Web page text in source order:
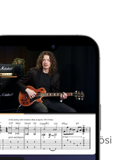
sisältömme käyttöösi